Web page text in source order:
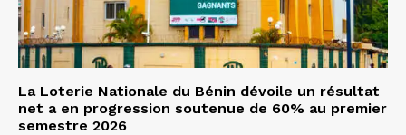
La Loterie Nationale du Bénin dévoile un résultat
net a en progression soutenue de 60% au premier
semestre 2026